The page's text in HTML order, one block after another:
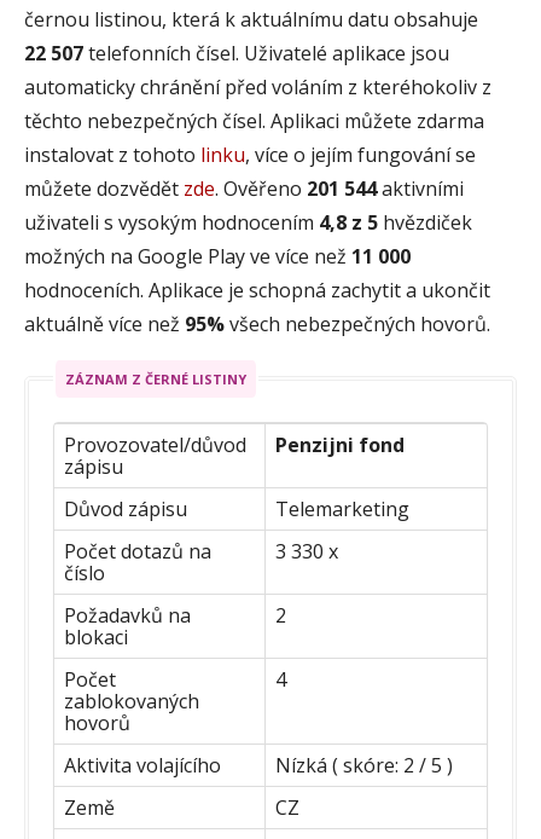
černou listinou, která k aktuálnímu datu obsahuje
22 507telefonních čísel. Uživatelé aplikace jsou
automaticky chránění před voláním z kteréhokoliv z
těchto nebezpečných čísel. Aplikaci můžete zdarma
instalovat z tohoto linku, více o jejím fungování se
můžete dozvědět zde. Ověřeno 201 544aktivními
uživateli s vysokým hodnocením 4,8 z 5 hvězdiček
možných na Google Play ve více než 11 000
hodnoceních. Aplikace je schopná zachytit a ukončit
aktuálně více než 95%všech nebezpečných hovorů.
ZÁZNAM Z ČERNÉ LISTINY
Provozovatel/důvod
zápisu
Penzijni fond
Důvod zápisu
Telemarketing
Počet dotazů na
číslo
3 330 x
Požadavků na
blokaci
2
Počet
zablokovaných
hovorů
4
Aktivita volajícího
Nízká ( skóre: 2 / 5 )
Země
CZ